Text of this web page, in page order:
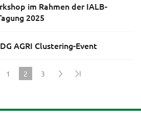
im Rahmen der IALB-
2025
AGRI Clustering-Event
1
2
3